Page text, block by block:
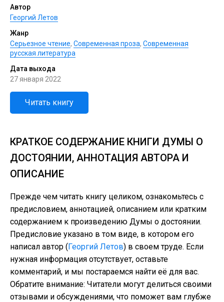
Автор
Георгий Летов
Жанр
Серьезное чтение, Современная проза, Современная
русская литература
Дата выхода
27 января 2022
Читать книгу
КРАТКОЕ СОДЕРЖАНИЕ КНИГИ ДУМЫ О
ДОСТОЯНИИ, АННОТАЦИЯ АВТОРА И
ОПИСАНИЕ
Прежде чем читать книгу целиком, ознакомьтесь с
предисловием, аннотацией, описанием или кратким
содержанием к произведению Думы о достоянии.
Предисловие указано в том виде, в котором его
написал автор (Георгий Летов) в своем труде. Если
нужная информация отсутствует, оставьте
комментарий, и мы постараемся найти её для вас.
Обратите внимание: Читатели могут делиться своими
отзывами и обсуждениями, что поможет вам глубже